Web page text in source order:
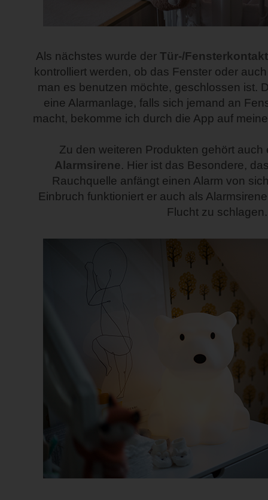
Als nächstes wurde der Tür-/Fensterkontakt
kontrolliert werden, ob das Fenster oder
man es benutzen möchte, geschlossen ist.
eine Alarmanlage, falls sich jemand an
macht, bekomme ich durch die App auf
Zu den weiteren Produkten gehört auch
Alarmsirene. Hier ist das Besondere,
Rauchquelle anfängt einen Alarm von
Einbruch funktioniert er auch als
Flucht zu